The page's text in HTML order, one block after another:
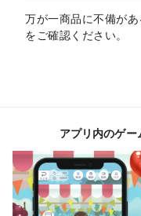
万が一商品に不備があ
をご確認ください。
アプリ内のゲー